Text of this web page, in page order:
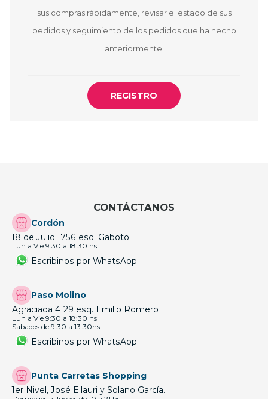
sus compras rápidamente, revisar el estado de sus
pedidos y seguimiento de los pedidos que ha hecho
anteriormente.
CONTÁCTANOS
Cordón
18 de Julio 1756 esq. Gaboto
Lun a Vie 9:30 a 18:30 hs
Escribinos por WhatsApp
Paso Molino
Agraciada 4129 esq. Emilio Romero
Lun a Vie 9:30 a 18:30 hs
Sabados de 9:30 a 13:30hs
Escribinos por WhatsApp
Punta Carretas Shopping
1er Nivel, José Ellauri y Solano García.